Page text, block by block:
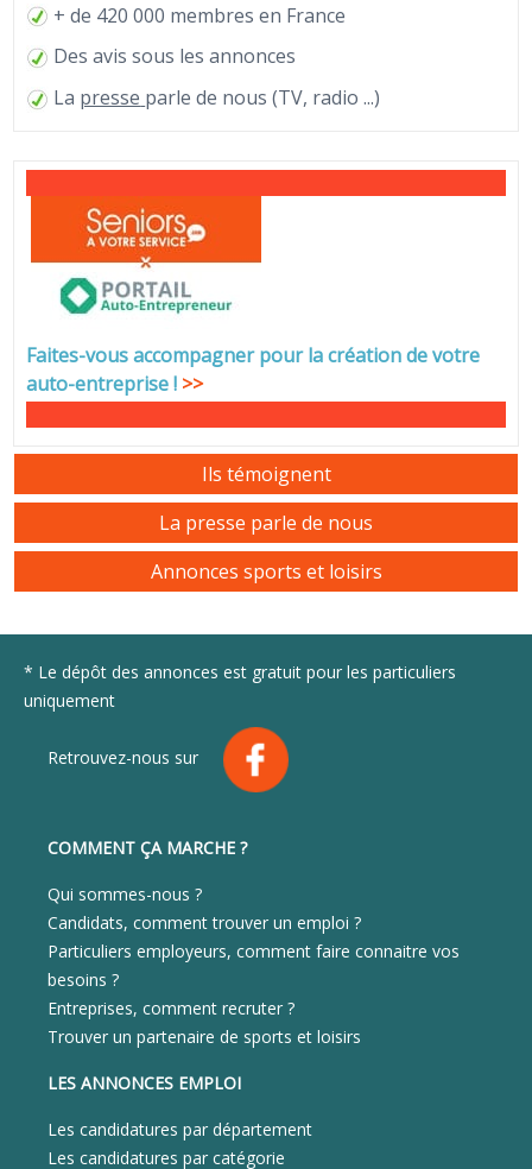
+ de 420 000 membres en France
Des avis sous les annonces
La presse parle de nous (TV, radio ...)
Faites-vous accompagner pour la création de votre
auto-entreprise! >>
Ils témoignent
La presse parle de nous
Annonces sports et loisirs
* Le dépôt des annonces est gratuit pour les particuliers
uniquement
Retrouvez-nous sur
COMMENT ÇA MARCHE ?
Qui sommes-nous ?
Candidats, comment trouver un emploi ?
Particuliers employeurs, comment faire connaitre vos
besoins ?
Entreprises, comment recruter ?
Trouver un partenaire de sports et loisirs
LES ANNONCES EMPLOI
Les candidatures par département
Les candidatures par catégorie